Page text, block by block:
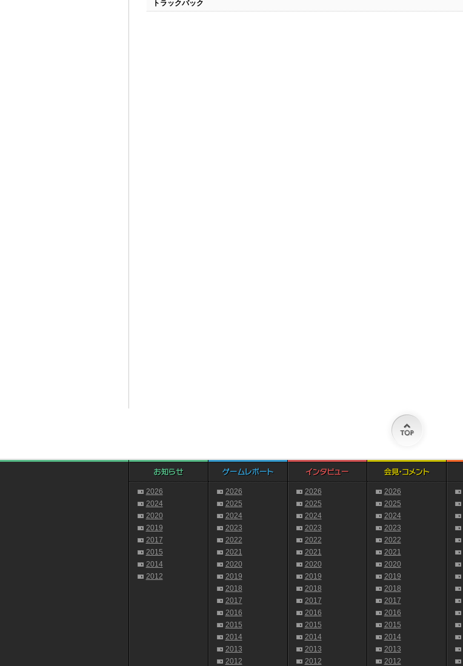
トラックバック
2026
2024
2020
2019
2017
2015
2014
2012
2026
2025
2024
2023
2022
2021
2020
2019
2018
2017
2016
2015
2014
2013
2012
2026
2025
2024
2023
2022
2021
2020
2019
2018
2017
2016
2015
2014
2013
2012
2026
2025
2024
2023
2022
2021
2020
2019
2018
2017
2016
2015
2014
2013
2012